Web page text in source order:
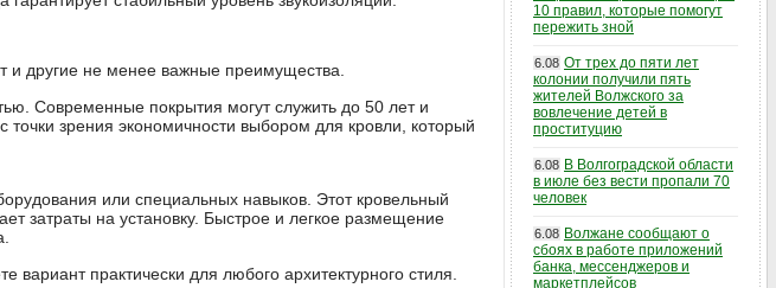
и другие не менее важные преимущества.
Современные покрытия могут служить до 50 лет и
зрения экономичности выбором для кровли, который
или специальных навыков. Этот кровельный
затраты на установку. Быстрое и легкое размещение
практически для любого архитектурного стиля.
10 правил, которые помогут
пережить зной
6.08 От трех до пяти лет
колонии получили пять
жителей Волжского за
вовлечение детей в
проституцию
6.08 В Волгоградской области
в июле без вести пропали 70
человек
6.08 Волжане сообщают о
сбоях в работе приложений
банка, мессенджеров и
маркетплейсов